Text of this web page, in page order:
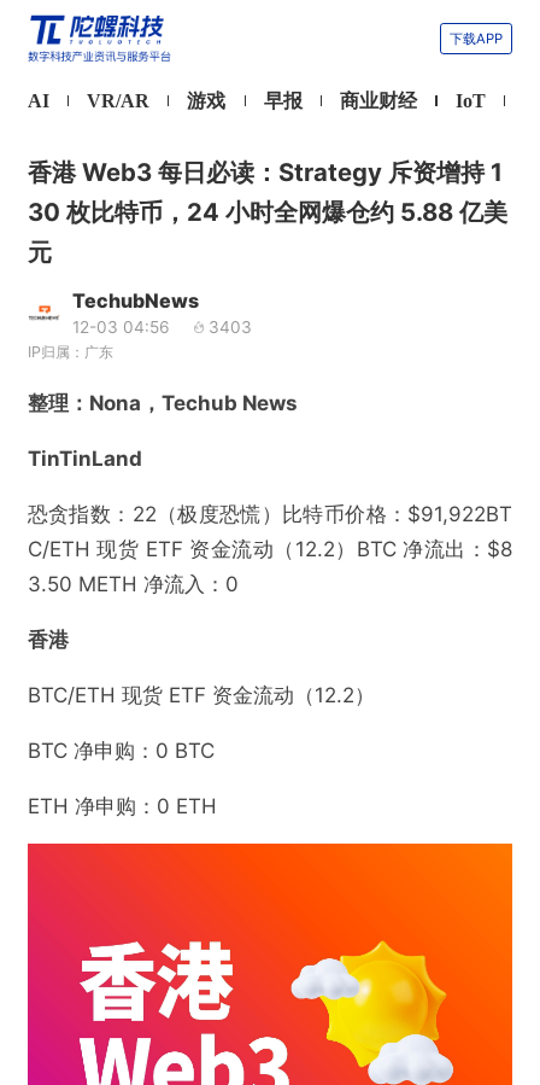
下载APP
AI VR/AR 游戏 早报 商业财经 IoT
香港 Web3 每日必读：Strategy 斥资增持 1
30 枚比特币，24 小时全网爆仓约 5.88 亿美
元
TechubNews
12-03 04:56 3403
IP归属：广东
整理：Nona，Techub News
TinTinLand
恐贪指数：22（极度恐慌）比特币价格：$91,922BT
C/ETH 现货 ETF 资金流动（12.2）BTC 净流出：$8
3.50 METH 净流入：0
香港
BTC/ETH 现货 ETF 资金流动（12.2）
BTC 净申购：0 BTC
ETH 净申购：0 ETH